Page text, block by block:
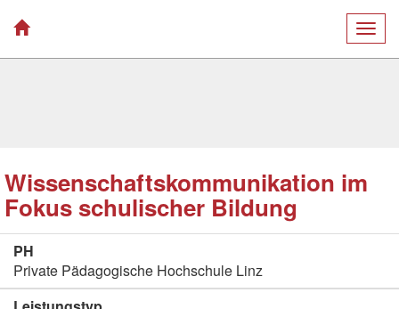
Wissenschaftskommunikation im
Fokus schulischer Bildung
PH
Private Pädagogische Hochschule Linz